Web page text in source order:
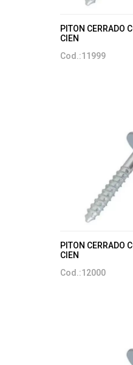
PITON CERRADO
CIEN
Cod.:11999
PITON CERRADO
CIEN
Cod.:12000